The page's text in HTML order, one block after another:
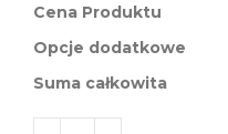
Cena Produktu
Opcje dodatkowe
Suma całkowita